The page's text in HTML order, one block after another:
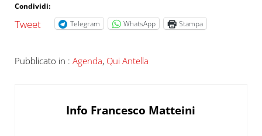
Condividi:
Tweet Telegram WhatsApp Stampa
Pubblicato in : Agenda, Qui Antella
Info Francesco Matteini